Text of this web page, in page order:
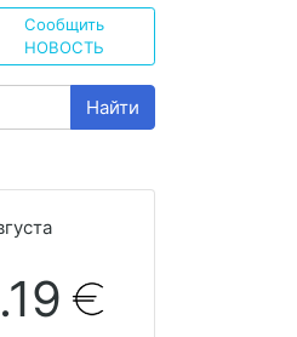
Сообщить
НОВОСТЬ
Найти